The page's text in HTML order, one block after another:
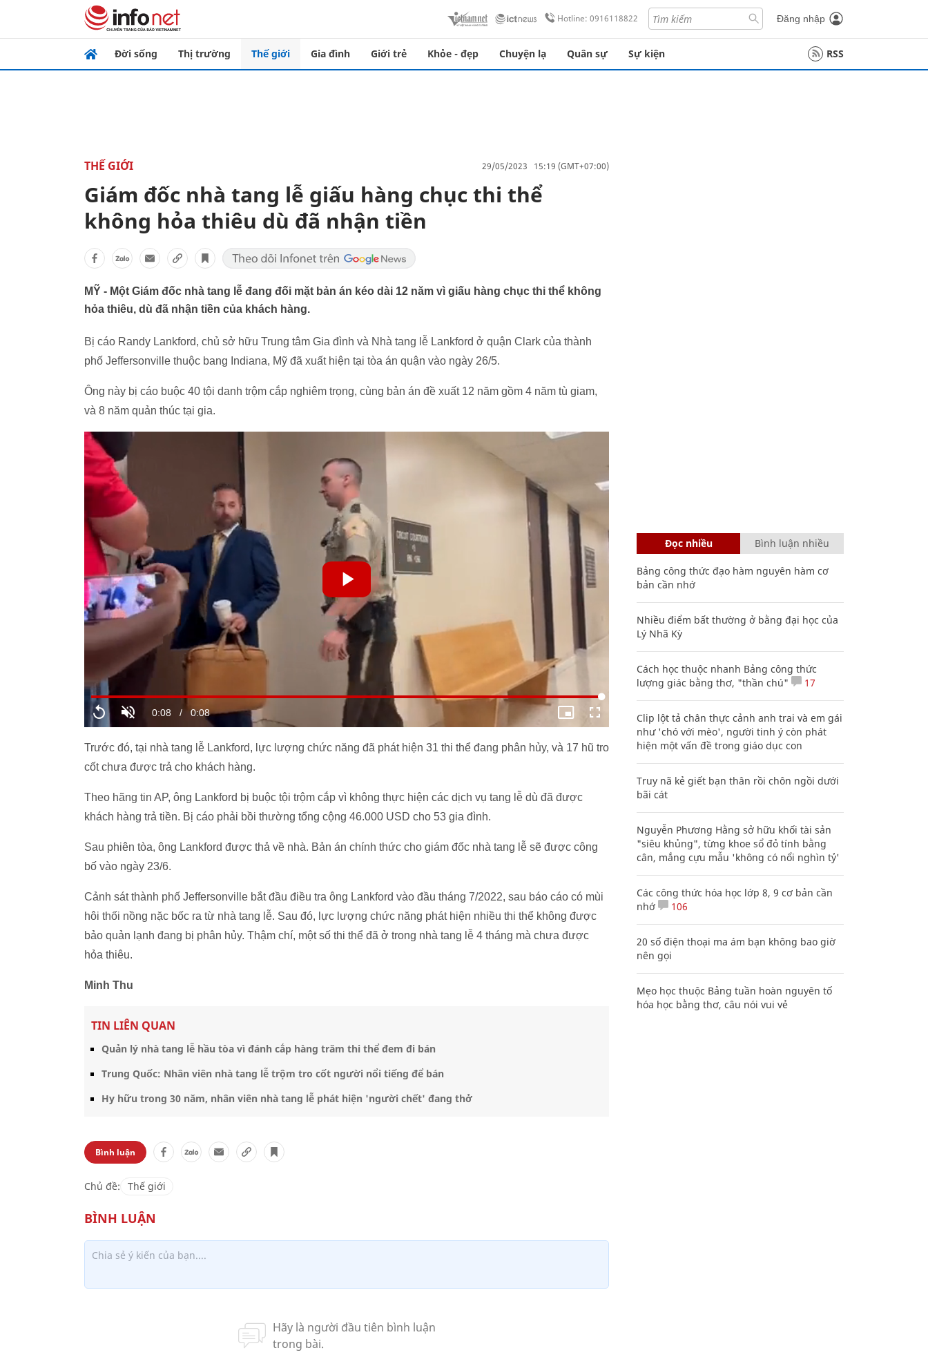
Hotline: 0916118822 Đăng nhập
Đời sống Thị trường Thế giới Gia đình Giới trẻ Khỏe - đẹp Chuyện lạ Quân sự Sự kiện RSS
THẾ GIỚI 29/05/2023 15:19 (GMT+07:00)
Giám đốc nhà tang lễ giấu hàng chục thi thể
không hỏa thiêu dù đã nhận tiền
MỸ - Một Giám đốc nhà tang lễ đang đối mặt bản án kéo dài 12 năm vì giấu hàng chục thi thể không
hỏa thiêu, dù đã nhận tiền của khách hàng.
Bị cáo Randy Lankford, chủ sở hữu Trung tâm Gia đình và Nhà tang lễ Lankford ở quận Clark của thành
phố Jeffersonville thuộc bang Indiana, Mỹ đã xuất hiện tại tòa án quận vào ngày 26/5.
Ông này bị cáo buộc 40 tội danh trộm cắp nghiêm trọng, cùng bản án đề xuất 12 năm gồm 4 năm tù giam,
và 8 năm quản thúc tại gia.
Trước đó, tại nhà tang lễ Lankford, lực lượng chức năng đã phát hiện 31 thi thể đang phân hủy, và 17 hũ tro
cốt chưa được trả cho khách hàng.
Theo hãng tin AP, ông Lankford bị buộc tội trộm cắp vì không thực hiện các dịch vụ tang lễ dù đã được
khách hàng trả tiền. Bị cáo phải bồi thường tổng cộng 46.000 USD cho 53 gia đình.
Sau phiên tòa, ông Lankford được thả về nhà. Bản án chính thức cho giám đốc nhà tang lễ sẽ được công
bố vào ngày 23/6.
Cảnh sát thành phố Jeffersonville bắt đầu điều tra ông Lankford vào đầu tháng 7/2022, sau báo cáo có mùi
hôi thối nồng nặc bốc ra từ nhà tang lễ. Sau đó, lực lượng chức năng phát hiện nhiều thi thể không được
bảo quản lạnh đang bị phân hủy. Thậm chí, một số thi thể đã ở trong nhà tang lễ 4 tháng mà chưa được
hỏa thiêu.
Minh Thu
TIN LIÊN QUAN
Quản lý nhà tang lễ hầu tòa vì đánh cắp hàng trăm thi thể đem đi bán
Trung Quốc: Nhân viên nhà tang lễ trộm tro cốt người nổi tiếng để bán
Hy hữu trong 30 năm, nhân viên nhà tang lễ phát hiện 'người chết' đang thở
Bình luận
Chủ đề: Thế giới
Đọc nhiều Bình luận nhiều
Bảng công thức đạo hàm nguyên hàm cơ
bản cần nhớ
Nhiều điểm bất thường ở bằng đại học của
Lý Nhã Kỳ
Cách học thuộc nhanh Bảng công thức
lượng giác bằng thơ, "thần chú"
17
Clip lột tả chân thực cảnh anh trai và em gái
như 'chó với mèo', người tinh ý còn phát
hiện một vấn đề trong giáo dục con
Truy nã kẻ giết bạn thân rồi chôn ngồi dưới
bãi cát
Nguyễn Phương Hằng sở hữu khối tài sản
"siêu khủng", từng khoe sổ đỏ tính bằng
cân, mắng cựu mẫu 'không có nổi nghìn tỷ'
Các công thức hóa học lớp 8, 9 cơ bản cần
nhớ
106
20 số điện thoại ma ám bạn không bao giờ
nên gọi
Mẹo học thuộc Bảng tuần hoàn nguyên tố
hóa học bằng thơ, câu nói vui vẻ